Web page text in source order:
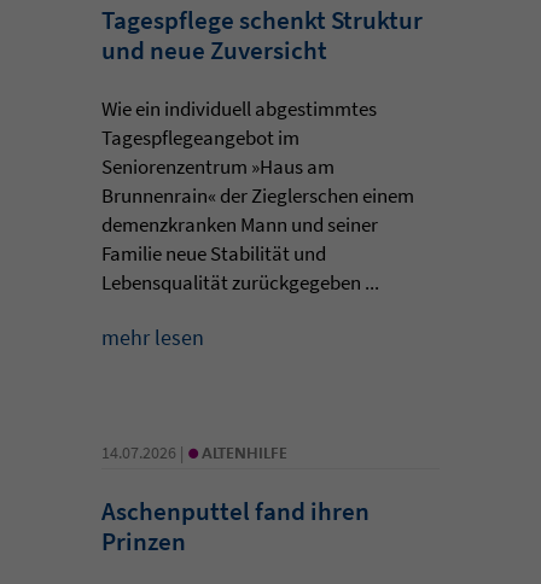
Tagespflege schenkt Struktur
und neue Zuversicht
Wie ein individuell abgestimmtes
Tagespflegeangebot im
Seniorenzentrum »Haus am
Brunnenrain« der Zieglerschen einem
demenzkranken Mann und seiner
Familie neue Stabilität und
Lebensqualität zurückgegeben ...
mehr lesen
14.07.2026 | • ALTENHILFE
Aschenputtel fand ihren
Prinzen